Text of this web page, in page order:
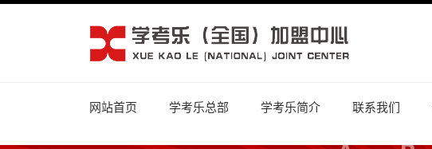
网站首页 学考乐总部 学考乐简介 联系我们